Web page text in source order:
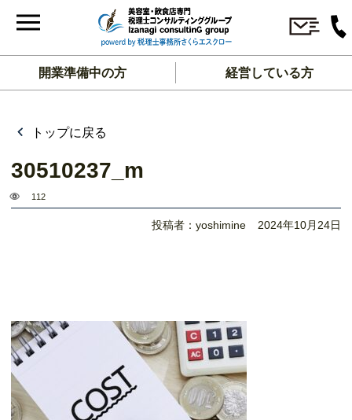
開業準備中の方 経営している方
トップに戻る
30510237_m
112
投稿者：yoshimine 2024年10月24日